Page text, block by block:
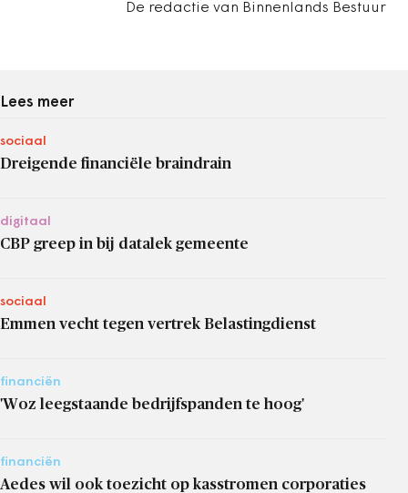
De redactie van Binnenlands Bestuur
Lees meer
sociaal
Dreigende financiële braindrain
digitaal
CBP greep in bij datalek gemeente
sociaal
Emmen vecht tegen vertrek Belastingdienst
financiën
'Woz leegstaande bedrijfspanden te hoog'
financiën
Aedes wil ook toezicht op kasstromen corporaties